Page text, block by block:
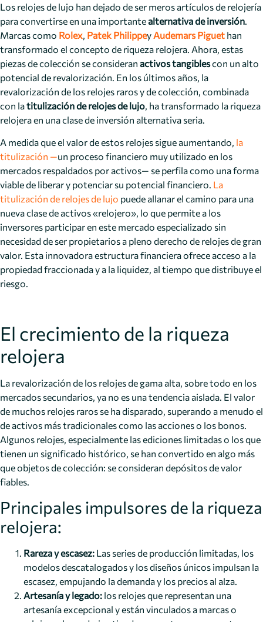
Los relojes de lujo han dejado de ser meros artículos de relojería
para convertirse en una importantealternativa de inversión.
Marcas como Rolex, Patek PhilippeyAudemars Piguet han
transformado el concepto de riqueza relojera. Ahora, estas
piezas de colección se consideran activos tangiblescon un alto
potencial de revalorización. En los últimos años, la
revalorización de los relojes raros y de colección, combinada
con latitulización de relojes de lujo, ha transformado la riqueza
relojera en una clase de inversión alternativa seria.
A medida que el valor de estos relojes sigue aumentando, la
titulización —un proceso financiero muy utilizado en los
mercados respaldados por activos— se perfila como una forma
viable de liberar y potenciar su potencial financiero. La
titulización de relojes de lujo puede allanar el camino para una
nueva clase de activos «relojero», lo que permite a los
inversores participar en este mercado especializado sin
necesidad de ser propietarios a pleno derecho de relojes de gran
valor. Esta innovadora estructura financiera ofrece acceso a la
propiedad fraccionada y a la liquidez, al tiempo que distribuye el
riesgo.
El crecimiento de la riqueza
relojera
La revalorización de los relojes de gama alta, sobre todo en los
mercados secundarios, ya no es una tendencia aislada. El valor
de muchos relojes raros se ha disparado, superando a menudo el
de activos más tradicionales como las acciones o los bonos.
Algunos relojes, especialmente las ediciones limitadas o los que
tienen un significado histórico, se han convertido en algo más
que objetos de colección: se consideran depósitos de valor
fiables.
Principales impulsores de la riqueza
relojera:
Rareza y escasez: Las series de producción limitadas, los
modelos descatalogados y los diseños únicos impulsan la
escasez, empujando la demanda y los precios al alza.
Artesanía y legado: los relojes que representan una
artesanía excepcional y están vinculados a marcas o